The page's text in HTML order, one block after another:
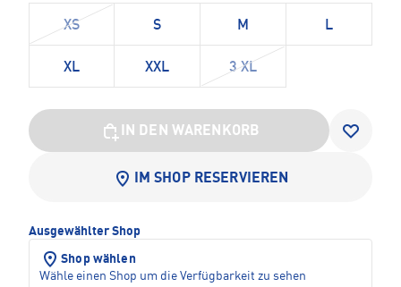
XS S M L
XL XXL 3 XL
IN DEN WARENKORB
IM SHOP RESERVIEREN
Ausgewählter Shop
Shop wählen
Wähle einen Shop um die Verfügbarkeit zu sehen